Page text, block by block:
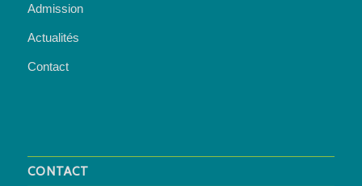
Admission
Actualités
Contact
CONTACT